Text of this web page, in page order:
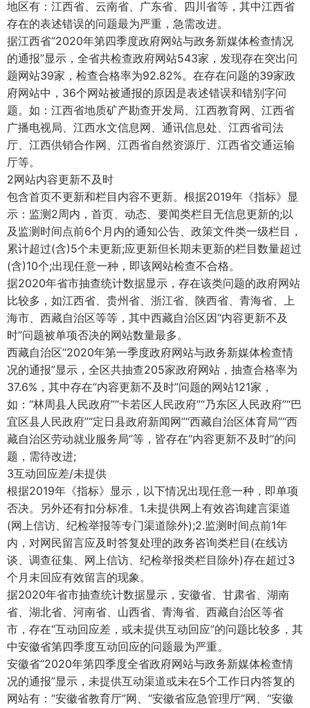
地区有：江西省、云南省、广东省、四川省等，其中江西省
存在的表述错误的问题最为严重，急需改进。
据江西省“2020年第四季度政府网站与政务新媒体检查情况
的通报”显示，全省共检查政府网站543家，发现存在突出问
题网站39家，检查合格率为92.82%。在存在问题的39家政
府网站中，36个网站被通报的原因是表述错误和错别字问
题。如：江西省地质矿产勘查开发局、江西教育网、江西省
广播电视局、江西水文信息网、通讯信息处、江西省司法
厅、江西供销合作网、江西省自然资源厅、江西省交通运输
厅等。
2网站内容更新不及时
包含首页不更新和栏目内容不更新。根据2019年《指标》显
示：监测2周内，首页、动态、要闻类栏目无信息更新的;以
及监测时间点前6个月内的通知公告、政策文件类一级栏目，
累计超过(含)5个未更新;应更新但长期未更新的栏目数量超过
(含)10个;出现任意一种，即该网站检查不合格。
据2020年省市抽查统计数据显示，存在该类问题的政府网站
比较多，如江西省、贵州省、浙江省、陕西省、青海省、上
海市、西藏自治区等等，其中西藏自治区因“内容更新不及
时”问题被单项否决的网站数量最多。
西藏自治区“2020年第一季度政府网站与政务新媒体检查情
况的通报”显示，全区共抽查205家政府网站，抽查合格率为
37.6%，其中存在“内容更新不及时”问题的网站121家，
如：“林周县人民政府”“卡若区人民政府”“乃东区人民政府”“巴
宜区县人民政府”“定日县政府新闻网”“西藏自治区体育局”“西
藏自治区劳动就业服务局”等，皆存在“内容更新不及时”的问
题，需待改进;
3互动回应差/未提供
根据2019年《指标》显示，以下情况出现任意一种，即单项
否决。另外还有扣分标准。1.未提供网上有效咨询建言渠道
(网上信访、纪检举报等专门渠道除外);2.监测时间点前1年
内，对网民留言应及时答复处理的政务咨询类栏目(在线访
谈、调查征集、网上信访、纪检举报类栏目除外)存在超过3
个月未回应有效留言的现象。
据2020年省市抽查统计数据显示，安徽省、甘肃省、湖南
省、湖北省、河南省、山西省、青海省、西藏自治区等省
市，存在“互动回应差，或未提供互动回应”的问题比较多，其
中安徽省第四季度互动回应的问题最为严重。
安徽省“2020年第四季度全省政府网站与政务新媒体检查情
况的通报”显示，未提供互动渠道或未在5个工作日内答复的
网站有：“安徽省教育厅”网、“安徽省应急管理厅”网、“安徽